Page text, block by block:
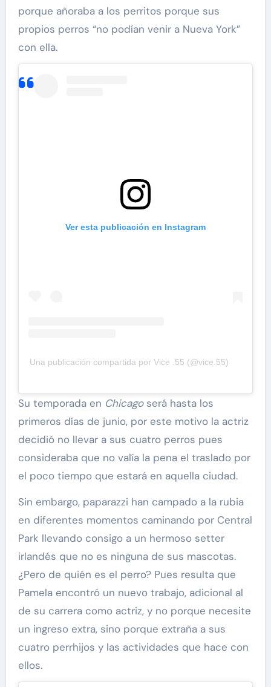
porque añoraba a los perritos porque sus
propios perros “no podían venir a Nueva York”
con ella.
Ver esta publicación en Instagram
Una publicación compartida por Vice .55 (@vice.55)
Su temporada en Chicago será hasta los
primeros días de junio, por este motivo la actriz
decidió no llevar a sus cuatro perros pues
consideraba que no valía la pena el traslado por
el poco tiempo que estará en aquella ciudad.
Sin embargo, paparazzi han campado a la rubia
en diferentes momentos caminando por Central
Park llevando consigo a un hermoso setter
irlandés que no es ninguna de sus mascotas.
¿Pero de quién es el perro? Pues resulta que
Pamela encontró un nuevo trabajo, adicional al
de su carrera como actriz, y no porque necesite
un ingreso extra, sino porque extraña a sus
cuatro perrhijos y las actividades que hace con
ellos.